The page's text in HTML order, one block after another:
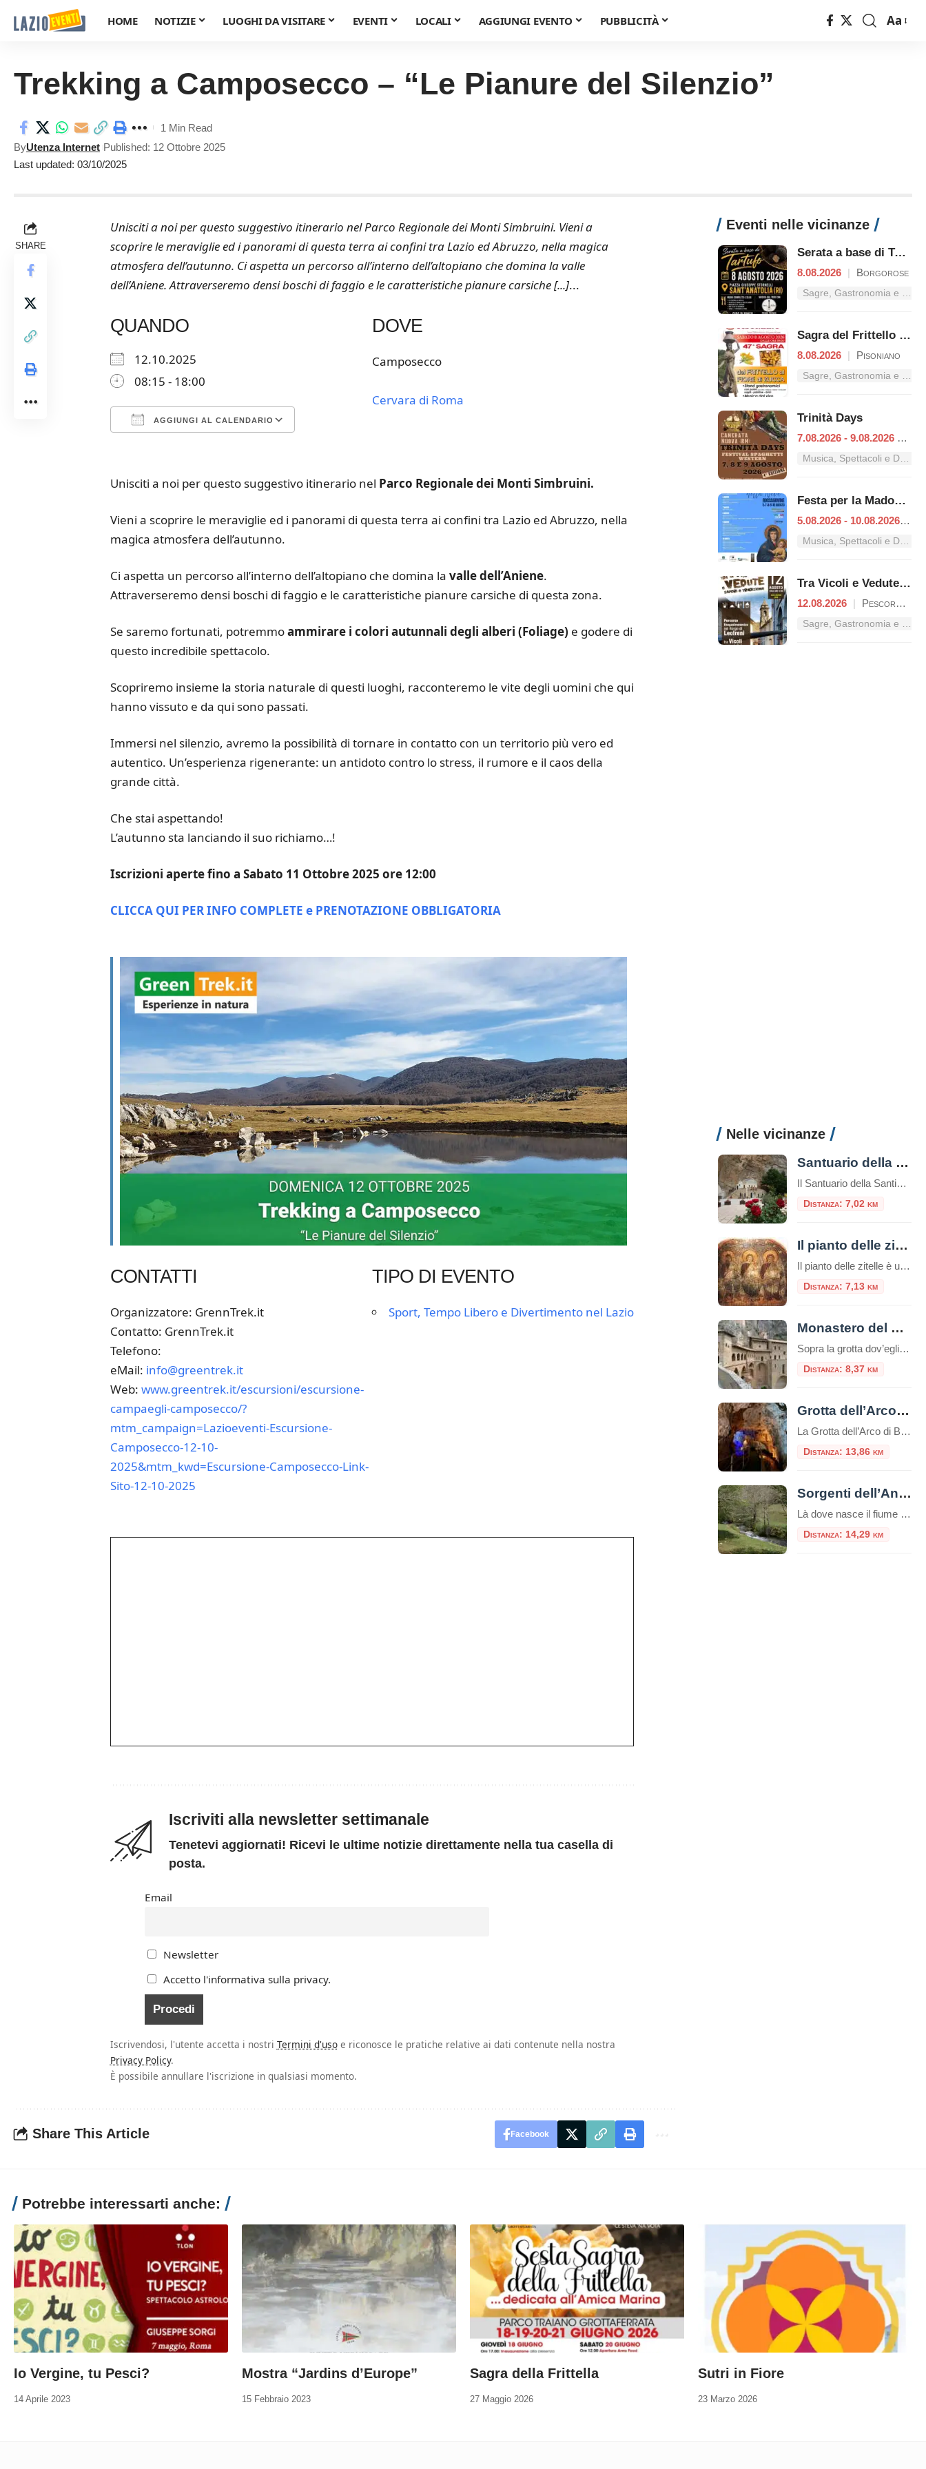
HOME NOTIZIE LUOGHI DA VISITARE EVENTI LOCALI AGGIUNGI EVENTO PUBBLICITÀ
Font
Aa
Trekking a Camposecco – “Le Pianure del Silenzio”
Last updated: 03/10/2025
ByUtenza Internet Published: 12 Ottobre 2025
1 Min Read
SHARE
Unisciti a noi per questo suggestivo itinerario nel Parco Regionale dei Monti Simbruini. Vieni a
scoprire le meraviglie ed i panorami di questa terra ai confini tra Lazio ed Abruzzo, nella magica
atmosfera dell’autunno. Ci aspetta un percorso all’interno dell’altopiano che domina la valle
dell’Aniene. Attraverseremo densi boschi di faggio e le caratteristiche pianure carsiche [...]...
QUANDO
12.10.2025
08:15 - 18:00
AGGIUNGI AL CALENDARIO
DOVE
Camposecco
Cervara di Roma
Unisciti a noi per questo suggestivo itinerario nel Parco Regionale dei Monti Simbruini.
Vieni a scoprire le meraviglie ed i panorami di questa terra ai confini tra Lazio ed Abruzzo, nella
magica atmosfera dell’autunno.
Ci aspetta un percorso all’interno dell’altopiano che domina la valle dell’Aniene.
Attraverseremo densi boschi di faggio e le caratteristiche pianure carsiche di questa zona.
Se saremo fortunati, potremmoammirare i colori autunnali degli alberi (Foliage) e godere di
questo incredibile spettacolo.
Scopriremo insieme la storia naturale di questi luoghi, racconteremo le vite degli uomini che qui
hanno vissuto e da qui sono passati.
Immersi nel silenzio, avremo la possibilità di tornare in contatto con un territorio più vero ed
autentico. Un’esperienza rigenerante: un antidoto contro lo stress, il rumore e il caos della
grande città.
Che stai aspettando!
L’autunno sta lanciando il suo richiamo…!
Iscrizioni aperte fino a Sabato 11 Ottobre 2025 ore 12:00
CLICCA QUI PER INFO COMPLETE e PRENOTAZIONE OBBLIGATORIA
CONTATTI
Organizzatore: GrennTrek.it
Contatto: GrennTrek.it
Telefono:
eMail: info@greentrek.it
Web: www.greentrek.it/escursioni/escursione-
campaegli-camposecco/?
mtm_campaign=Lazioeventi-Escursione-
Camposecco-12-10-
2025&mtm_kwd=Escursione-Camposecco-Link-
Sito-12-10-2025
TIPO DI EVENTO
Sport, Tempo Libero e Divertimento nel Lazio
Iscriviti alla newsletter settimanale
Tenetevi aggiornati! Ricevi le ultime notizie direttamente nella tua casella di
posta.
Email
Newsletter
Accetto l'informativa sulla privacy.
Iscrivendosi, l'utente accetta i nostri Termini d'usoe riconosce le pratiche relative ai dati contenute nella nostra
Privacy Policy.
È possibile annullare l'iscrizione in qualsiasi momento.
Share This Article Facebook
Eventi nelle vicinanze
Serata a base di Tartufo
8.08.2026 | Borgorose
Sagre, Gastronomia e Tradizioni nel Lazio
Sagra del Frittello al Fiore di Zucca
8.08.2026 | Pisoniano
Sagre, Gastronomia e Tradizioni nel Lazio
Trinità Days
7.08.2026 - 9.08.2026 |
Musica, Spettacoli e Danza nel Lazio
Festa per la Madonna della Neve
5.08.2026 - 10.08.2026
|
Musica, Spettacoli e Danza nel Lazio
Tra Vicoli e Vedute – Sapori e Tradizione
12.08.2026 | Pescorocchiano
Sagre, Gastronomia e Tradizioni nel Lazio
Nelle vicinanze
Santuario della Santissima Trinità di Vallepietra
Il Santuario della Santissima Trinità di Vallepietra è uno dei luoghi di culto più suggestivi e spiritualmente intensi del Lazio, incastonato tra le maestose pareti rocciose dei Monti Simbruini, al confine tra Lazio e Abruzzo.​ Un Santuario tra le Rocce Situato a 1.373 metri di altitudine, il santuario sorge su un terrazzamento naturale alla base […]
Distanza: 7,02 km
Il pianto delle zitelle
Il pianto delle zitelle è una laude sacra composta all'inizio del 1700, rappresentata e cantata dalle "Zitelle" sul piazzale del Santuario della SS. Trinità di Vallepietra, la mattina della festa. Tutte sono vestite di bianco, solo la Madonna ve
Distanza: 7,13 km
Monastero del Sacro Speco di San Benedetto
Sopra la grotta dov’egli si isolò, a partire dal sec. XII, sorse il monastero del Sacro Speco. Nei secoli successivi è stato ampliato e arricchito di opere d’arte di grande valore. Pio II, visitando il Monastero di San Benedetto nel 1461, lo d
Distanza: 8,37 km
Grotta dell’Arco di Bellegra
La Grotta dell’Arco di Bellegra è una delle grotte più interessanti e famose della provincia di Roma.Si trova nei pressi di Bellegra, un paesino della Sabina a circa 70 chilometri dalla capitale.La grotta è uno dei luoghi più antichi della regione, risalente a circa 200.000 anni fa. Sono denominate Grotte dell’Arco per via dall’arco naturale […]
Distanza: 13,86 km
Sorgenti dell’Aniene
Là dove nasce il fiume antico, tra silenzi d’acqua e montagne C’è un angolo nascosto del Lazio, al confine con l’Abruzzo, dove la natura parla ancora a voce bassa e il tempo scorre lento come un ruscello di montagna. Qui, in località Fiumata, nel comune di Filettino, tra i vasti boschi dei Monti Simbruini, nascono […]
Distanza: 14,29 km
Potrebbe interessarti anche:
Io Vergine, tu Pesci?
14 Aprile 2023
Mostra “Jardins d’Europe”
15 Febbraio 2023
Sagra della Frittella
27 Maggio 2026
Sutri in Fiore
23 Marzo 2026